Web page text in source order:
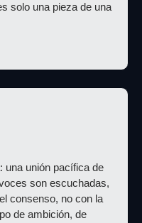
solo una pieza de una
una unión pacífica de
son escuchadas,
consenso, no con la
de ambición, de